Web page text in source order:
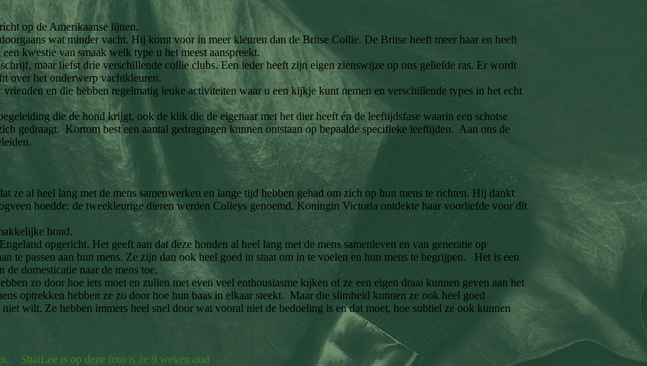
op de Amerikaanse lijnen.
wat minder vacht. Hij komt voor in meer kleuren dan de Britse Collie. De Britse heeft meer haar en heeft
kwestie van smaak welk type u het meest aanspreekt.
maar liefst drie verschillende collie clubs. Een ieder heeft zijn eigen zienswijze op ons geliefde ras. Er wordt
over het onderwerp vachtkleuren.
en die hebben regelmatig leuke activiteiten waar u een kijkje kunt nemen en verschillende types in het echt
die de hond krijgt, ook de klik die de eigenaar met het dier heeft én de leeftijdsfase waarin een schotse
gedraagt. Kortom best een aantal gedragingen kunnen ontstaan op bepaalde specifieke leeftijden. Aan ons de
ze al heel lang met de mens samenwerken en lange tijd hebben gehad om zich op hun mens te richten. Hij dankt
hoedde: de tweekleurige dieren werden Colleys genoemd. Koningin Victoria ontdekte haar voorliefde voor dit
hond.
opgericht. Het geeft aan dat deze honden al heel lang met de mens samenleven en van generatie op
te passen aan hun mens. Ze zijn dan ook heel goed in staat om in te voelen en hun mens te begrijpen. Het is een
domesticatie naar de mens toe.
zo door hoe iets moet en zullen met even veel enthousiasme kijken of ze een eigen draai kunnen geven aan het
optrekken hebben ze zo door hoe hun baas in elkaar steekt. Maar die slimheid kunnen ze ook heel goed
wilt. Ze hebben immers heel snel door wat vooral niet de bedoeling is en dat moet, hoe subtiel ze ook kunnen
ShaiLee is op deze foto is ze 9 weken oud